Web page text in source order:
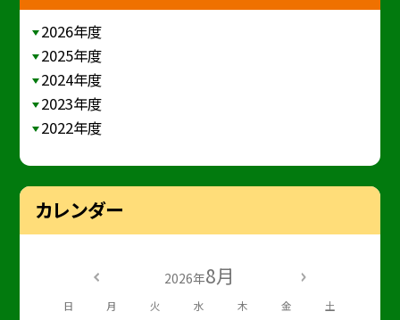
2026年度
2025年度
2024年度
2023年度
2022年度
カレンダー
2026年8月
日 月 火 水 木 金 土